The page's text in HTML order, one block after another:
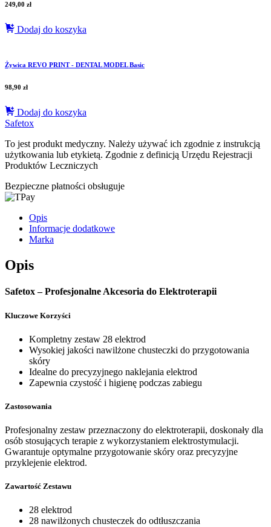
249,00 zł
Dodaj do koszyka
Żywica REVO PRINT - DENTAL MODEL Basic
98,90 zł
Dodaj do koszyka
Safetox
To jest produkt medyczny. Należy używać ich zgodnie z instrukcją
użytkowania lub etykietą. Zgodnie z definicją Urzędu Rejestracji
Produktów Leczniczych
Bezpieczne płatności obsługuje
Opis
Informacje dodatkowe
Marka
Opis
Safetox – Profesjonalne Akcesoria do Elektroterapii
Kluczowe Korzyści
Kompletny zestaw 28 elektrod
Wysokiej jakości nawilżone chusteczki do przygotowania
skóry
Idealne do precyzyjnego naklejania elektrod
Zapewnia czystość i higienę podczas zabiegu
Zastosowania
Profesjonalny zestaw przeznaczony do elektroterapii, doskonały dla
osób stosujących terapie z wykorzystaniem elektrostymulacji.
Gwarantuje optymalne przygotowanie skóry oraz precyzyjne
przyklejenie elektrod.
Zawartość Zestawu
28 elektrod
28 nawilżonych chusteczek do odtłuszczania